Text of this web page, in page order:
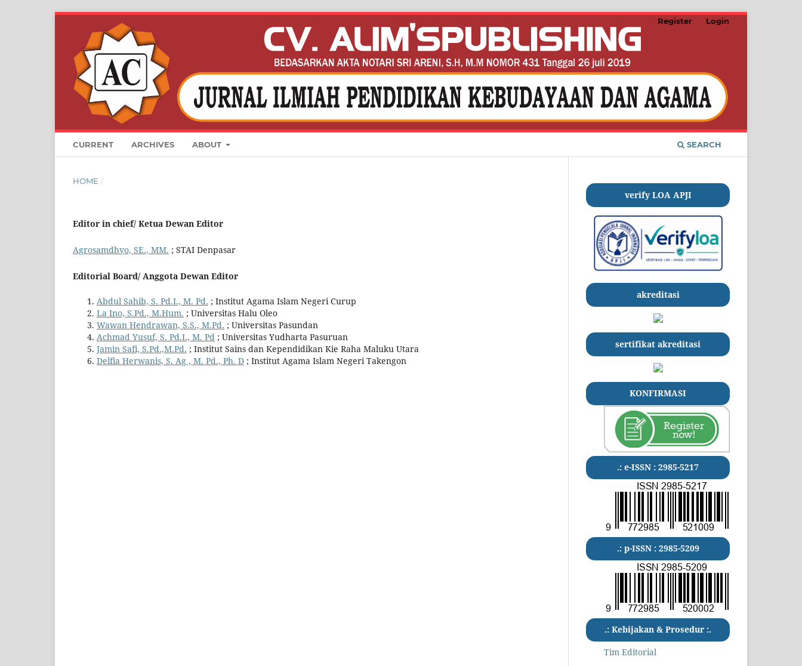
CURRENT ARCHIVES ABOUT SEARCH
Register Login
HOME /
Editor in chief/ Ketua Dewan Editor
Agrosamdhyo, SE., MM. ; STAI Denpasar
Editorial Board/ Anggota Dewan Editor
Abdul Sahib, S. Pd.I., M. Pd. ; Institut Agama Islam Negeri Curup
La Ino, S.Pd., M.Hum. ; Universitas Halu Oleo
Wawan Hendrawan, S.S., M.Pd. ; Universitas Pasundan
Achmad Yusuf, S. Pd.I., M. Pd ; Universitas Yudharta Pasuruan
Jamin Safi, S.Pd.,M.Pd. ; Institut Sains dan Kependidikan Kie Raha Maluku Utara
Delfia Herwanis, S. Ag , M. Pd., Ph. D ; Institut Agama Islam Negeri Takengon
verify LOA APJI
akreditasi
sertifikat akreditasi
KONFIRMASI
.: e-ISSN : 2985-5217
.: p-ISSN : 2985-5209
.: Kebijakan & Prosedur :.
Tim Editorial